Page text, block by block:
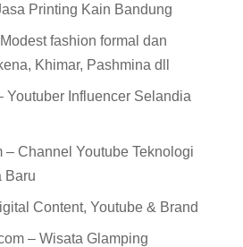
Printing Kain Bandung
fashion formal dan
Khimar, Pashmina dll
Youtuber Influencer Selandia
– Channel Youtube Teknologi
Baru
Content, Youtube & Brand
– Wisata Glamping